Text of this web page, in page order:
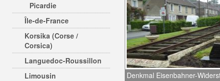
Picardie
Île-de-France
Korsika (Corse /
Corsica)
Languedoc-Roussillon
Limousin
Denkmal Eisenbahner-